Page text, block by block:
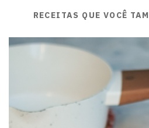
RECEITAS QUE VOCÊ